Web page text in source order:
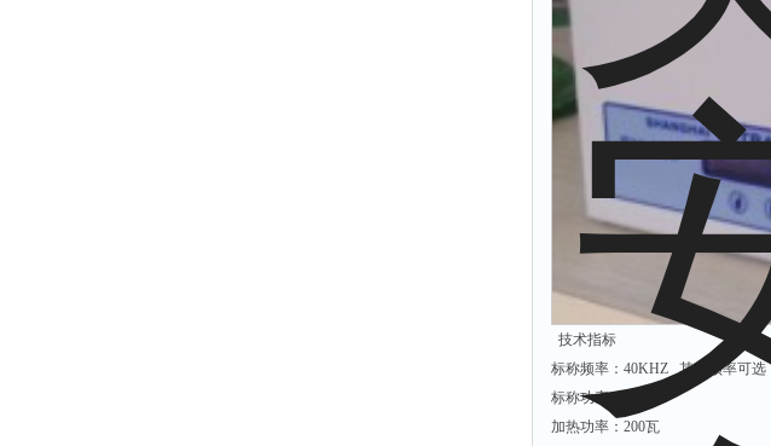
技术指标
标称频率：40KHZ 其它频率可选
标称功率：180瓦
加热功率：200瓦